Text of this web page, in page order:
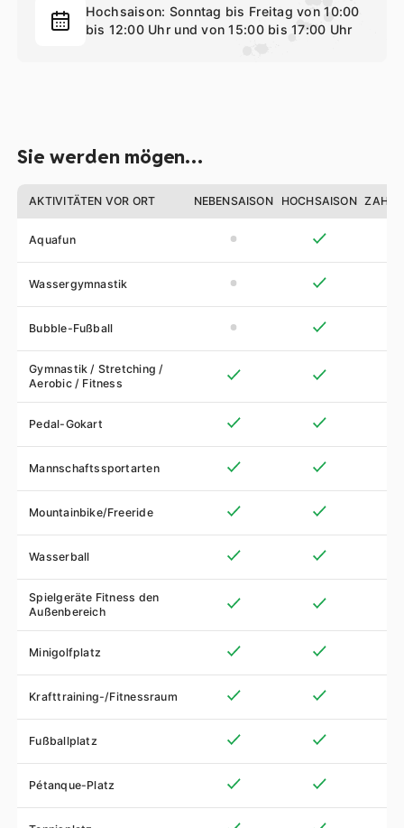
Hochsaison: Sonntag bis Freitag von 10:00
bis 12:00 Uhr und von 15:00 bis 17:00 Uhr
Sie werden mögen…
AKTIVITÄTEN VOR ORT NEBENSAISON HOCHSAISON
Aquafun
Wassergymnastik
Bubble-Fußball
Gymnastik / Stretching /
Aerobic / Fitness
Pedal-Gokart
Mannschaftssportarten
Mountainbike/Freeride
Wasserball
Spielgeräte Fitness den
Außenbereich
Minigolfplatz
Krafttraining-/Fitnessraum
Fußballplatz
Pétanque-Platz